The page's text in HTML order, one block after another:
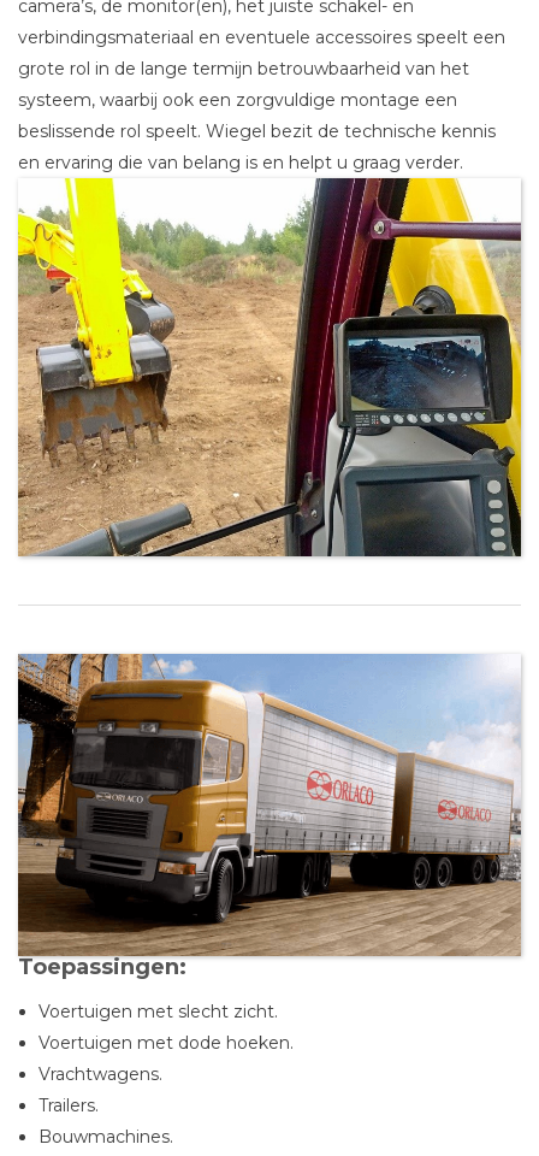
camera’s, de monitor(en), het juiste schakel- en
verbindingsmateriaal en eventuele accessoires speelt een
grote rol in de lange termijn betrouwbaarheid van het
systeem, waarbij ook een zorgvuldige montage een
beslissende rol speelt. Wiegel bezit de technische kennis
en ervaring die van belang is en helpt u graag verder.
Toepassingen:
Voertuigen met slecht zicht.
Voertuigen met dode hoeken.
Vrachtwagens.
Trailers.
Bouwmachines.